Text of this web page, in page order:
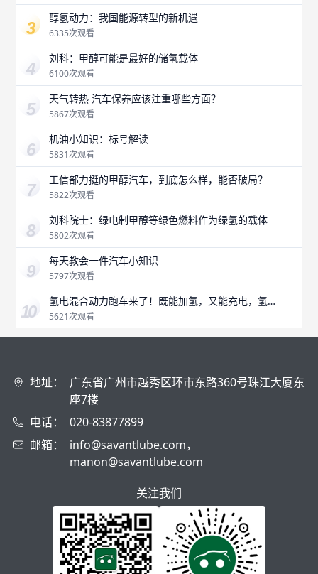
醇氢动力：我国能源转型的新机遇
6335次观看
刘科：甲醇可能是最好的储氢载体
6100次观看
天气转热 汽车保养应该注重哪些方面？
5867次观看
机油小知识：标号解读
5831次观看
工信部力挺的甲醇汽车，到底怎么样，能否破局？
5822次观看
刘科院士：绿电制甲醇等绿色燃料作为绿氢的载体
5802次观看
每天教会一件汽车小知识
5797次观看
氢电混合动力跑车来了！既能加氢，又能充电，氢燃
料是未来吗？
5621次观看
地址：
广东省广州市越秀区环市东路360号珠江大厦东
座7楼
电话：
020-83877899
邮箱：
info@savantlube.com，
manon@savantlube.com
关注我们